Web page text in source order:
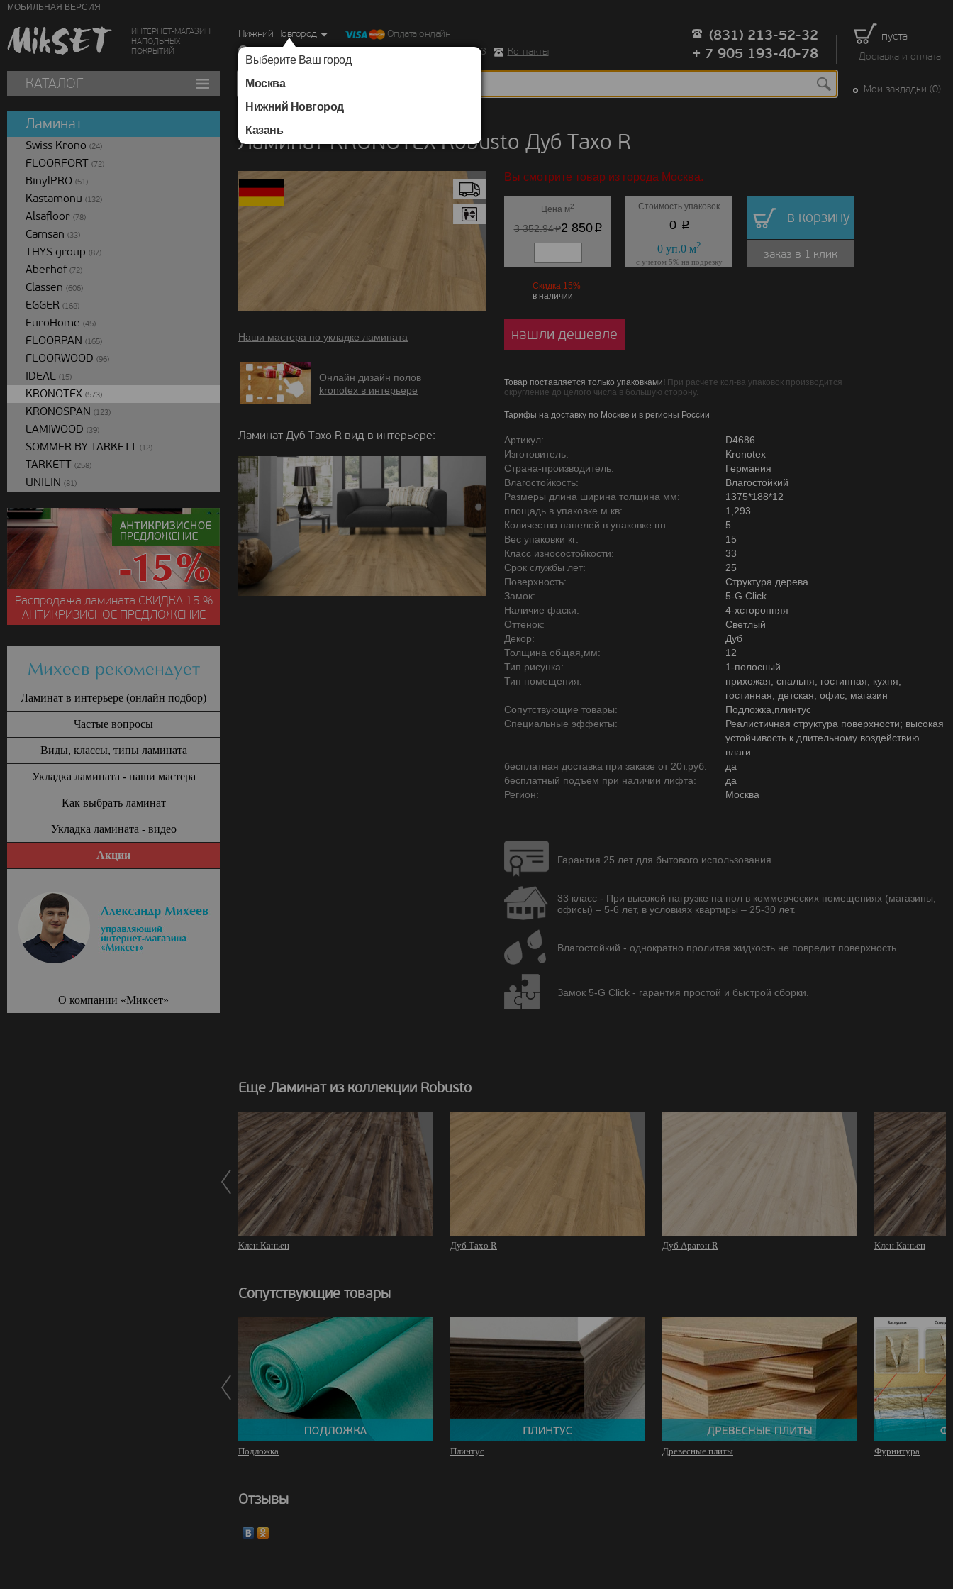
МОБИЛЬНАЯ ВЕРСИЯ
ИНТЕРНЕТ-МАГАЗИН
НАПОЛЬНЫХ
ПОКРЫТИЙ
пуста
Доставка и оплата
Нижний Новгород
Выберите Ваш город
Москва
Нижний Новгород
Казань
Оплата онлайн
г. Нижний Новгород, Ул. Республиканская д.43 корпус 3
Контакты
(831) 213-52-32
+ 7 905 193-40-78
КАТАЛОГ Мои закладки (0)
Ламинат KRONOTEX Robusto Дуб Тахо R
Наши мастера по укладке ламината
Онлайн дизайн полов
kronotex в интерьере
Ламинат Дуб Тахо R вид в интерьере:
Вы смотрите товар из города Москва.
Цена м2
3 352.94p2 850p
Стоимость упаковок
0 p
0уп.0м2
с учётом 5% на подрезку
в корзину
заказ в 1 клик
Скидка 15%
в наличии
нашли дешевле
Товар поставляется только упаковками! При расчете кол-ва упаковок производится
округление до целого числа в большую сторону.
Тарифы на доставку по Москве и в регионы России
Артикул:
D4686
Изготовитель:
Kronotex
Страна-производитель:
Германия
Влагостойкость:
Влагостойкий
Размеры длина ширина толщина мм:
1375*188*12
площадь в упаковке м кв:
1,293
Количество панелей в упаковке шт:
5
Вес упаковки кг:
15
Класс износостойкости:
33
Срок службы лет:
25
Поверхность:
Структура дерева
Замок:
5-G Click
Наличие фаски:
4-хсторонняя
Оттенок:
Светлый
Декор:
Дуб
Толщина общая,мм:
12
Тип рисунка:
1-полосный
Тип помещения:
прихожая, спальня, гостинная, кухня,
гостинная, детская, офис, магазин
Сопутствующие товары:
Подложка,плинтус
Специальные эффекты:
Реалистичная структура поверхности; высокая
устойчивость к длительному воздействию
влаги
бесплатная доставка при заказе от 20т.руб:
да
бесплатный подъем при наличии лифта:
да
Регион:
Москва
Гарантия 25 лет для бытового использования.
33 класс - При высокой нагрузке на пол в коммерческих помещениях (магазины,
офисы) – 5-6 лет, в условиях квартиры – 25-30 лет.
Влагостойкий - однократно пролитая жидкость не повредит поверхность.
Замок 5-G Click - гарантия простой и быстрой сборки.
Еще Ламинат из коллекции Robusto
Клен Каньен Дуб Тахо R Дуб Арагон R Клен Каньен
Сопутствующие товары
Подложка Плинтус Древесные плиты Фурнитура
Отзывы
Ламинат
Swiss Krono (24)
FLOORFORT (72)
BinylPRO (51)
Kastamonu (132)
Alsafloor (78)
Camsan (33)
THYS group (87)
Aberhof (72)
Classen (606)
EGGER (168)
EuroHome (45)
FLOORPAN (165)
FLOORWOOD (96)
IDEAL (15)
KRONOTEX (573)
KRONOSPAN (123)
LAMIWOOD (39)
SOMMER BY TARKETT (12)
TARKETT (258)
UNILIN (81)
Распродажа ламината СКИДКА15 %
АНТИКРИЗИСНОЕ ПРЕДЛОЖЕНИЕ
Михеев рекомендует
Ламинат в интерьере (онлайн подбор)
Частые вопросы
Виды, классы, типы ламината
Укладка ламината - наши мастера
Как выбрать ламинат
Укладка ламината - видео
Акции
О компании «Миксет»